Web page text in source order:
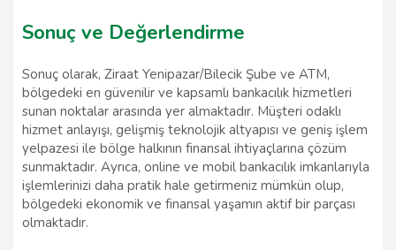
Sonuç ve Değerlendirme
Sonuç olarak, Ziraat Yenipazar/Bilecik Şube ve ATM,
bölgedeki en güvenilir ve kapsamlı bankacılık hizmetleri
sunan noktalar arasında yer almaktadır. Müşteri odaklı
hizmet anlayışı, gelişmiş teknolojik altyapısı ve geniş işlem
yelpazesi ile bölge halkının finansal ihtiyaçlarına çözüm
sunmaktadır. Ayrıca, online ve mobil bankacılık imkanlarıyla
işlemlerinizi daha pratik hale getirmeniz mümkün olup,
bölgedeki ekonomik ve finansal yaşamın aktif bir parçası
olmaktadır.